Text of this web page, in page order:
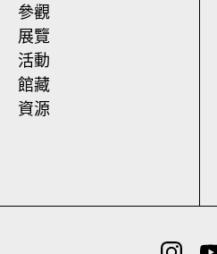
參觀
展覽
活動
館藏
資源